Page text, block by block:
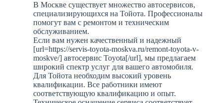
В Москве существует множество автосервисов,
специализирующихся на Тойота. Профессионалы
помогут вам с ремонтом и техническим
обслуживанием.
Если вам нужен качественный и надежный
[url=https://servis-toyota-moskva.ru/remont-toyota-v-
moskve/] автосервис Toyota[/url], мы предлагаем
широкий спектр услуг для вашего автомобиля.
Для Тойота необходим высокий уровень
квалификации. Все работники имеют
соответствующую квалификацию и опыт.